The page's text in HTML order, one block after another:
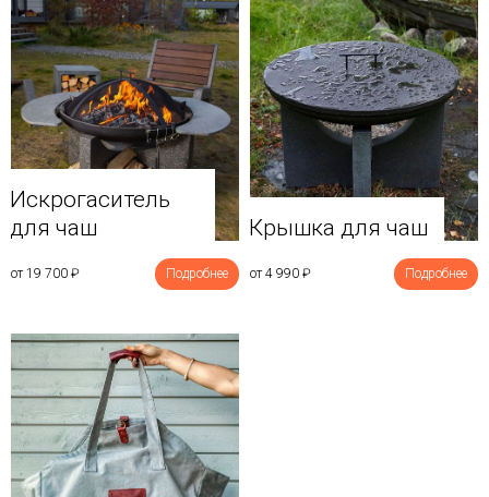
Искрогаситель
для чаш
от 19 700 ₽ Подробнее
Крышка для чаш
от 4 990 ₽ Подробнее